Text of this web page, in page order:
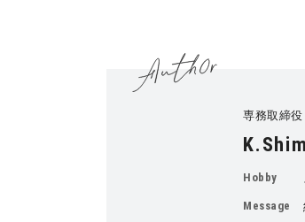
専務取締
Hobby
Message